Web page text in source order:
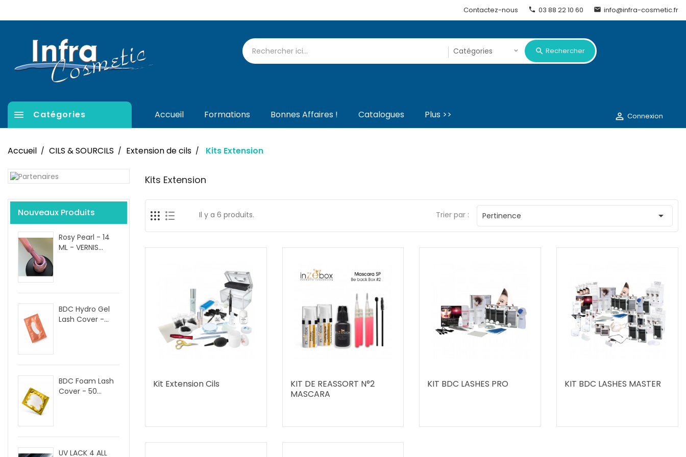
Contactez-nous  03 88 22 10 60  info@infra-cosmetic.fr
Rechercher
Catégories
 Accueil Formations Bonnes Affaires ! Catalogues Plus >>  Connexion
Accueil CILS & SOURCILS Extension de cils Kits Extension
Nouveaux Produits
Rosy Pearl - 14
ML - VERNIS...
BDC Hydro Gel
Lash Cover -...
BDC Foam Lash
Cover - 50...
UV LACK 4 ALL
Kits Extension
Il y a 6 produits. Trier par : Pertinence 
Kit Extension Cils
KIT DE REASSORT N°2
MASCARA
KIT BDC LASHES PRO KIT BDC LASHES MASTER